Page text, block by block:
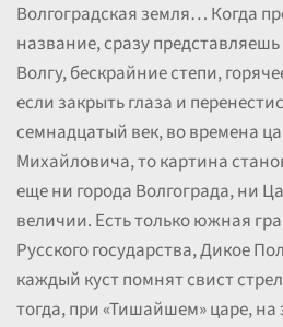
Волгоградская земля… Когда
название, сразу
Волгу, бескрайние степи,
если закрыть глаза и
семнадцатый век, во времена
Михайловича, то картина
еще ни города Волгограда, ни
величии. Есть только южная
Русского государства, Дикое
каждый куст помнят свист
тогда, при «Тишайшем» царе, на